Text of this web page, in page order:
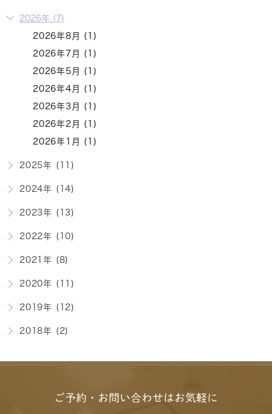
2026年 (7)
2026年8月 (1)
2026年7月 (1)
2026年5月 (1)
2026年4月 (1)
2026年3月 (1)
2026年2月 (1)
2026年1月 (1)
2025年 (11)
2024年 (14)
2023年 (13)
2022年 (10)
2021年 (8)
2020年 (11)
2019年 (12)
2018年 (2)
ご予約・お問い合わせはお気軽に